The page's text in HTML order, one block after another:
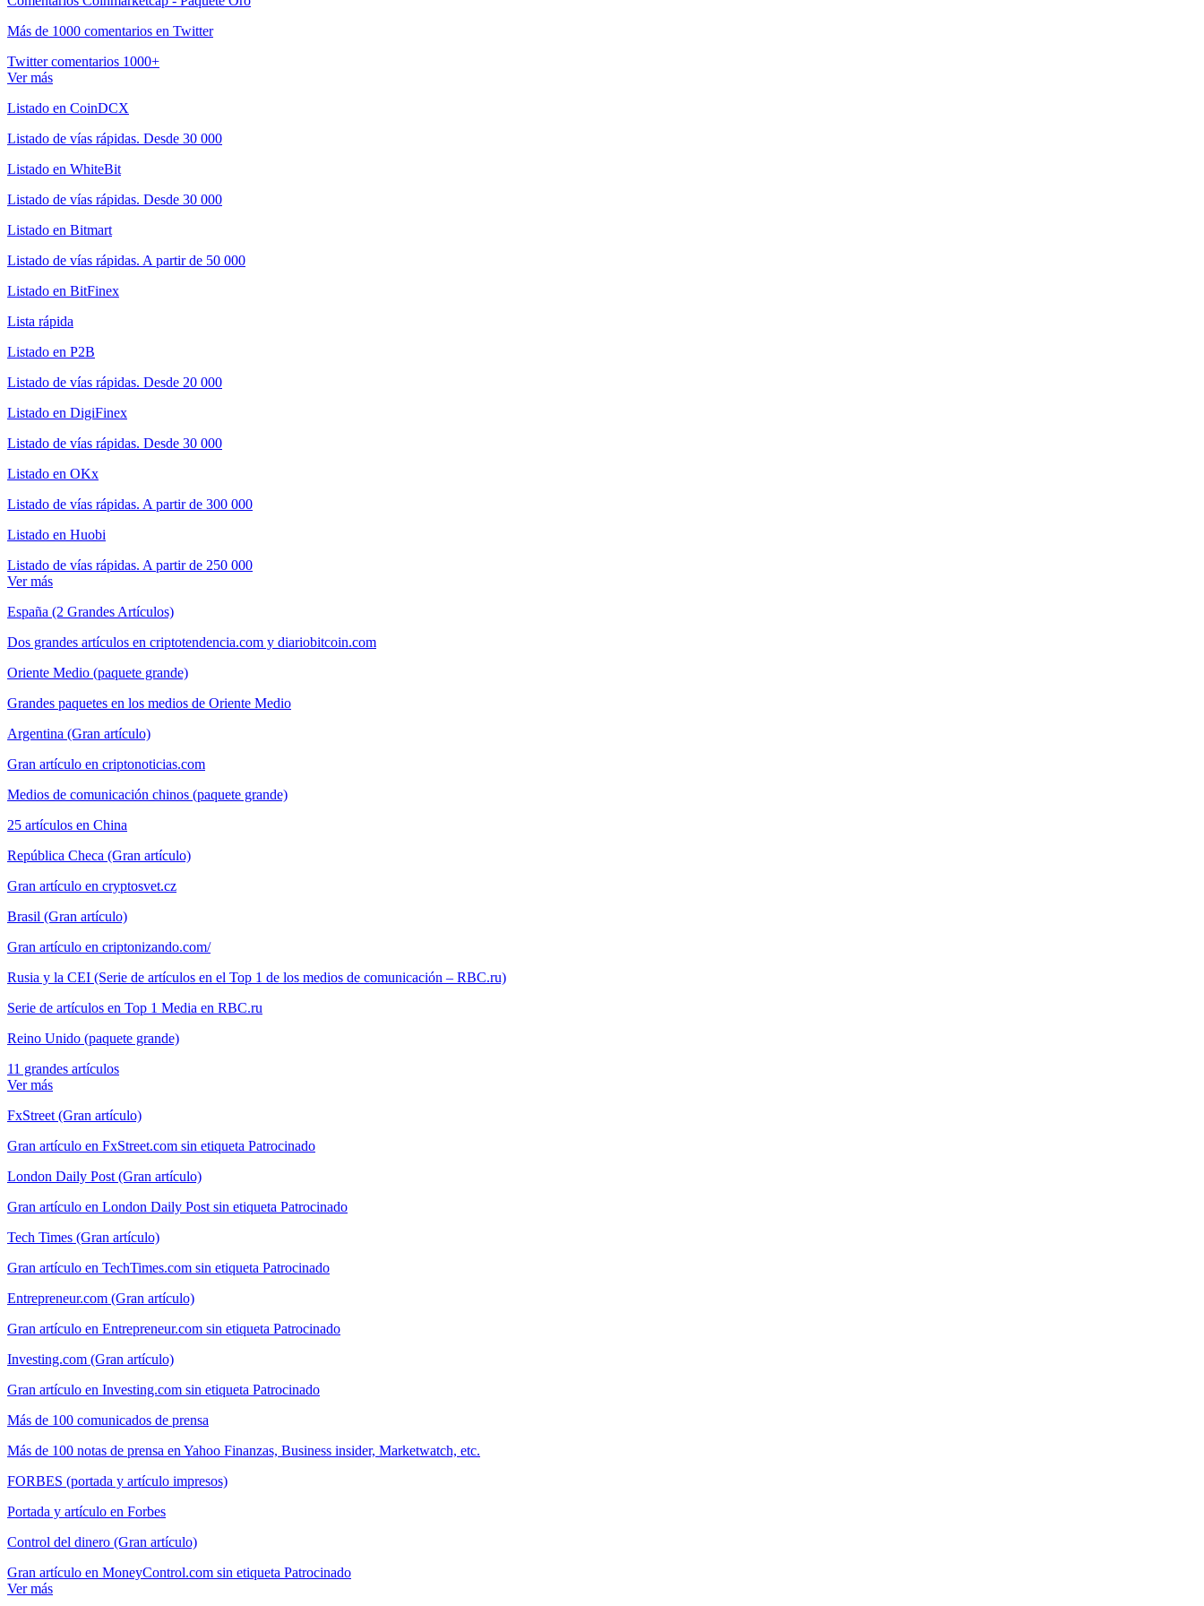
Más de 1000 comentarios en Twitter
Twitter comentarios 1000+
Ver más
Listado en CoinDCX
Listado de vías rápidas. Desde 30 000
Listado en WhiteBit
Listado de vías rápidas. Desde 30 000
Listado en Bitmart
Listado de vías rápidas. A partir de 50 000
Listado en BitFinex
Lista rápida
Listado en P2B
Listado de vías rápidas. Desde 20 000
Listado en DigiFinex
Listado de vías rápidas. Desde 30 000
Listado en OKx
Listado de vías rápidas. A partir de 300 000
Listado en Huobi
Listado de vías rápidas. A partir de 250 000
Ver más
España (2 Grandes Artículos)
Dos grandes artículos en criptotendencia.com y diariobitcoin.com
Oriente Medio (paquete grande)
Grandes paquetes en los medios de Oriente Medio
Argentina (Gran artículo)
Gran artículo en criptonoticias.com
Medios de comunicación chinos (paquete grande)
25 artículos en China
República Checa (Gran artículo)
Gran artículo en cryptosvet.cz
Brasil (Gran artículo)
Gran artículo en criptonizando.com/
Rusia y la CEI (Serie de artículos en el Top 1 de los medios de comunicación – RBC.ru)
Serie de artículos en Top 1 Media en RBC.ru
Reino Unido (paquete grande)
11 grandes artículos
Ver más
FxStreet (Gran artículo)
Gran artículo en FxStreet.com sin etiqueta Patrocinado
London Daily Post (Gran artículo)
Gran artículo en London Daily Post sin etiqueta Patrocinado
Tech Times (Gran artículo)
Gran artículo en TechTimes.com sin etiqueta Patrocinado
Entrepreneur.com (Gran artículo)
Gran artículo en Entrepreneur.com sin etiqueta Patrocinado
Investing.com (Gran artículo)
Gran artículo en Investing.com sin etiqueta Patrocinado
Más de 100 comunicados de prensa
Más de 100 notas de prensa en Yahoo Finanzas, Business insider, Marketwatch, etc.
FORBES (portada y artículo impresos)
Portada y artículo en Forbes
Control del dinero (Gran artículo)
Gran artículo en MoneyControl.com sin etiqueta Patrocinado
Ver más